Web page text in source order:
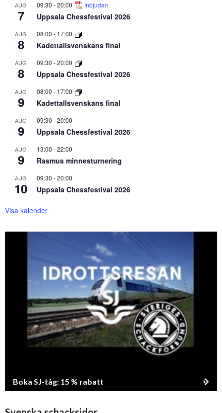
AUG
7
09:30 -20:00 Inbjudan
Uppsala Chessfestival 2026
AUG
8
08:00 - 17:00
Kadettallsvenskans final
AUG
8
09:30 -20:00
Uppsala Chessfestival 2026
AUG
9
08:00 - 17:00
Kadettallsvenskans final
AUG
9
09:30 -20:00
Uppsala Chessfestival 2026
AUG
9
13:00 -22:00
Rasmus minnesturnering
AUG
10
09:30 -20:00
Uppsala Chessfestival 2026
Visa kalender
Boka SJ-tåg: 15 % rabatt